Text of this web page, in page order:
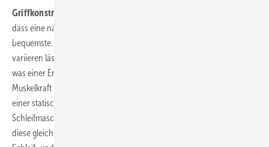
Griffkonstruktion:
dass eine natürliche Handhaltung möglich ist – denn diese ist die
bequemste. Hilfreich ist auch, wenn sich die Handhaltung einfach
variieren lässt; dann verteilt sich die Belastung auf mehrere Muskeln,
was einer Ermüdung vorbeugt. Selbst wenn für eine Aufgabe nicht viel
Muskelkraft benötigt wird, führt dies bei längerem Arbeiten schnell zu
einer statischen, kraftraubenden Belastung. Die meisten
Schleifmaschinen werden deswegen mit beiden Händen geführt, was
diese gleichmäßiger belastet und für mehr Stabilität sorgt. Fast ­alle